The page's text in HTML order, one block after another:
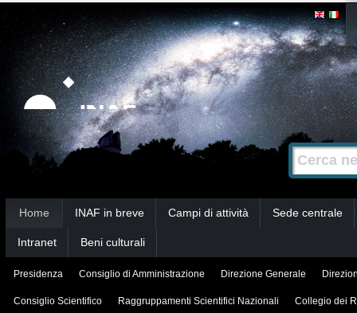
Strumenti
personali
Salta
contenuti.
|
Salta
alla
navigazione
Cerca nel
Ricerca
avanzata…
Home INAF in breve Campi di attività Sede centrale
Intranet Beni culturali
Presidenza Consiglio di Amministrazione Direzione Generale
Consiglio Scientifico Raggruppamenti Scientifici Nazionali Collegio dei